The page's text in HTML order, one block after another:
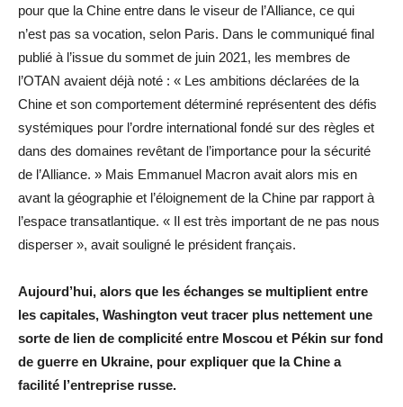
pour que la Chine entre dans le viseur de l’Alliance, ce qui
n’est pas sa vocation, selon Paris. Dans le communiqué final
publié à l’issue du sommet de juin 2021, les membres de
l’OTAN avaient déjà noté : « Les ambitions déclarées de la
Chine et son comportement déterminé représentent des défis
systémiques pour l’ordre international fondé sur des règles et
dans des domaines revêtant de l’importance pour la sécurité
de l’Alliance. » Mais Emmanuel Macron avait alors mis en
avant la géographie et l’éloignement de la Chine par rapport à
l’espace transatlantique. « Il est très important de ne pas nous
disperser », avait souligné le président français.
Aujourd’hui, alors que les échanges se multiplient entre
les capitales, Washington veut tracer plus nettement une
sorte de lien de complicité entre Moscou et Pékin sur fond
de guerre en Ukraine, pour expliquer que la Chine a
facilité l’entreprise russe.